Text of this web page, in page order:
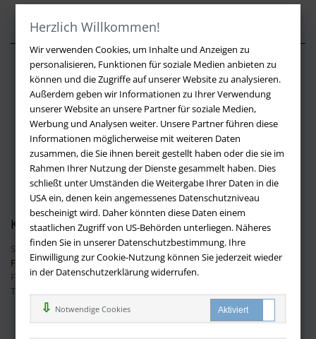
Herzlich Willkommen!
Wir verwenden Cookies, um Inhalte und Anzeigen zu
personalisieren, Funktionen für soziale Medien anbieten zu
können und die Zugriffe auf unserer Website zu analysieren.
Außerdem geben wir Informationen zu Ihrer Verwendung
unserer Website an unsere Partner für soziale Medien,
Werbung und Analysen weiter. Unsere Partner führen diese
Informationen möglicherweise mit weiteren Daten
zusammen, die Sie ihnen bereit gestellt haben oder die sie im
Rahmen Ihrer Nutzung der Dienste gesammelt haben. Dies
schließt unter Umständen die Weitergabe Ihrer Daten in die
USA ein, denen kein angemessenes Datenschutzniveau
bescheinigt wird. Daher könnten diese Daten einem
staatlichen Zugriff von US-Behörden unterliegen. Näheres
finden Sie in unserer Datenschutzbestimmung. Ihre
Einwilligung zur Cookie-Nutzung können Sie jederzeit wieder
in der Datenschutzerklärung widerrufen.
Notwendige Cookies
Über buchversandmimpf2000.de
Impressum
Versandbedingungen
Widerruf
Batteriehinweis
AGB
Datenschutz
Kontakt
Sie haben Fragen?Hier finden Sie Antworten auf häufig gestellte
Fragen.
Fragen per E-Mail:info@buchversandmimpf2000.de
Telefon: +49 (0)9209 20 23 188
Ihre Vorteile bei uns